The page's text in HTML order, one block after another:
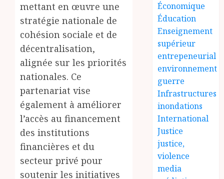
mettant en œuvre une
stratégie nationale de
cohésion sociale et de
décentralisation,
alignée sur les priorités
nationales. Ce
partenariat vise
également à améliorer
l’accès au financement
des institutions
financières et du
secteur privé pour
soutenir les initiatives
Économique
Éducation
Enseignement
supérieur
entrepeneurial
environnement
guerre
Infrastructures
inondations
International
Justice
justice,
violence
media